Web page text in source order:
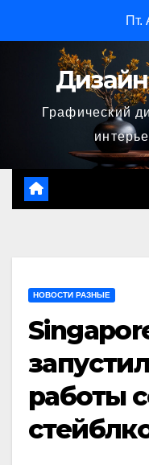
содержимому
Пт.
Дизайн
Графический
НОВОСТИ РАЗНЫЕ
работы